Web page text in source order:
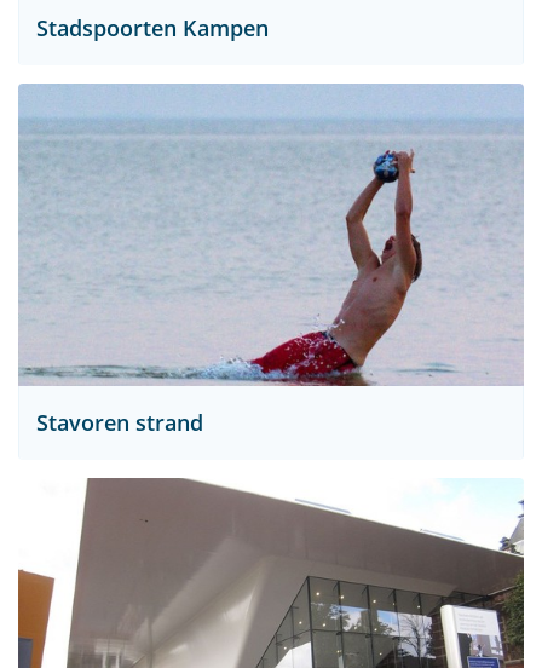
Stadspoorten Kampen
Stavoren strand